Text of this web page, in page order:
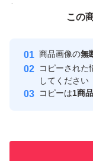
付与しています
安心取引出品者
取引実績
この
商品画像の無
コピーされた
してください
コピーは1商
この商品をみてい